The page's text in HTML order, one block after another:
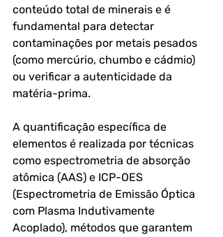
conteúdo total de minerais e é
fundamental para detectar
contaminações por metais pesados
(como mercúrio, chumbo e cádmio)
ou verificar a autenticidade da
matéria-prima.
A quantificação específica de
elementos é realizada por técnicas
como espectrometria de absorção
atômica (AAS) e ICP-OES
(Espectrometria de Emissão Óptica
com Plasma Indutivamente
Acoplado), métodos que garantem